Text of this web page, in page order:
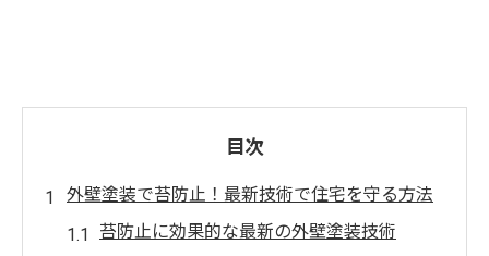
目次
外壁塗装で苔防止！最新技術で住宅を守る方法
苔防止に効果的な最新の外壁塗装技術